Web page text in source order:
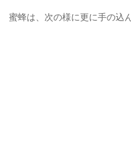
蜜蜂は、次の様に更に手の込